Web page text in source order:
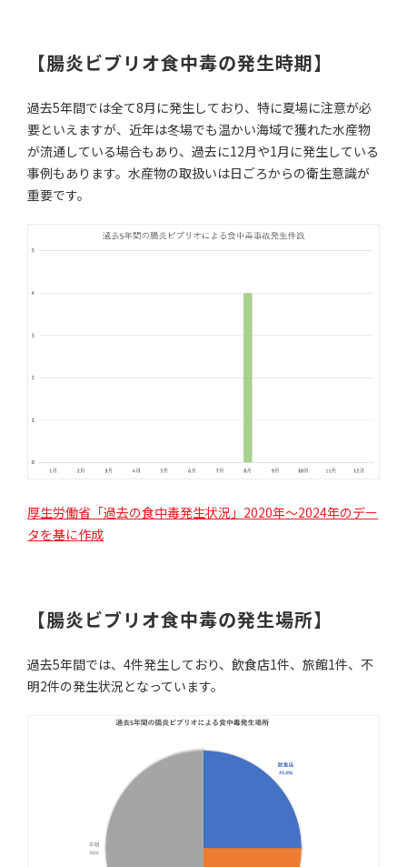
【腸炎ビブリオ食中毒の発生時期】
過去5年間では全て8月に発生しており、特に夏場に注意が必
要といえますが、近年は冬場でも温かい海域で獲れた水産物
が流通している場合もあり、過去に12月や1月に発生している
事例もあります。水産物の取扱いは日ごろからの衛生意識が
重要です。
厚生労働省「過去の食中毒発生状況」2020年～2024年のデー
タを基に作成
【腸炎ビブリオ食中毒の発生場所】
過去5年間では、4件発生しており、飲食店1件、旅館1件、不
明2件の発生状況となっています。